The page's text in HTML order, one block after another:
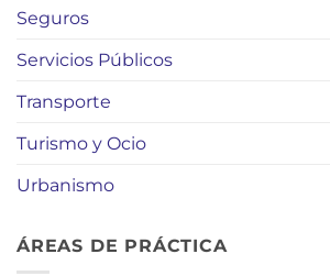
Seguros
Servicios Públicos
Transporte
Turismo y Ocio
Urbanismo
ÁREAS DE PRÁCTICA